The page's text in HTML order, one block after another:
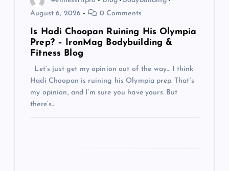
August 6, 2026
0 Comments
Is Hadi Choopan Ruining His Olympia
Prep? – IronMag Bodybuilding &
Fitness Blog
Let’s just get my opinion out of the way… I think
Hadi Choopan is ruining his Olympia prep. That’s
my opinion, and I’m sure you have yours. But
there’s…